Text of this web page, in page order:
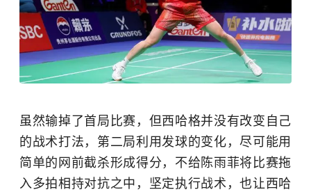
虽然输掉了首局比赛，但西哈格并没有改变自己
的战术打法，第二局利用发球的变化，尽可能用
简单的网前截杀形成得分，不给陈雨菲将比赛拖
入多拍相持对抗之中，坚定执行战术，也让西哈